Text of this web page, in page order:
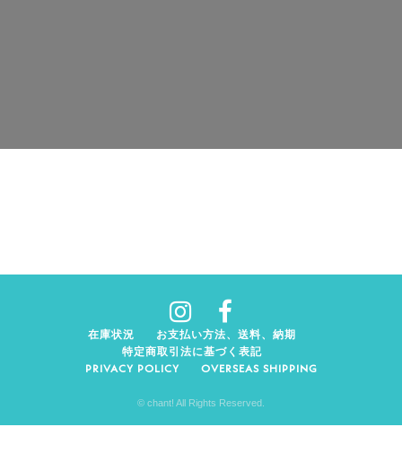
在庫状況
お支払い方法、送料、納期
特定商取引法に基づく表記
PRIVACY POLICY
OVERSEAS SHIPPING
© chant! All Rights Reserved.